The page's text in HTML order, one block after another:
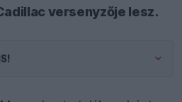
versenyzője lesz.